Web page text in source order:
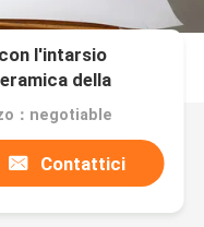
l'intarsio
della
：negotiable
Contattici